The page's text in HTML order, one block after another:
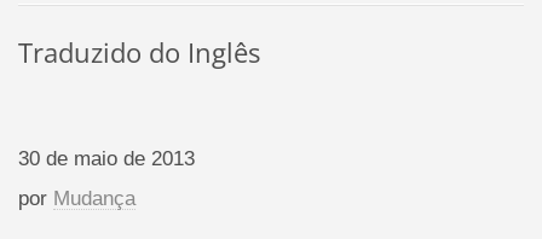
Traduzido do Inglês
30 de maio de 2013
por Mudança